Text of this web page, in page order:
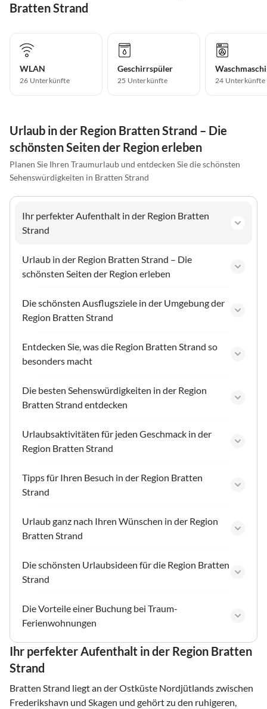
Bratten Strand
WLAN
26 Unterkünfte
Geschirrspüler
25 Unterkünfte 24 Unterkünfte
Urlaub in der Region Bratten Strand – Die
schönsten Seiten der Region erleben
Planen Sie Ihren Traumurlaub und entdecken Sie die schönsten
Sehenswürdigkeiten in Bratten Strand
Ihr perfekter Aufenthalt in der Region Bratten
Strand
Urlaub in der Region Bratten Strand – Die
schönsten Seiten der Region erleben
Die schönsten Ausflugsziele in der Umgebung der
Region Bratten Strand
Entdecken Sie, was die Region Bratten Strand so
besonders macht
Die besten Sehenswürdigkeiten in der Region
Bratten Strand entdecken
Urlaubsaktivitäten für jeden Geschmack in der
Region Bratten Strand
Tipps für Ihren Besuch in der Region Bratten
Strand
Urlaub ganz nach Ihren Wünschen in der Region
Bratten Strand
Die schönsten Urlaubsideen für die Region Bratten
Strand
Die Vorteile einer Buchung bei Traum-
Ferienwohnungen
Ihr perfekter Aufenthalt in der Region Bratten
Strand
Bratten Strand liegt an der Ostküste Nordjütlands zwischen
Frederikshavn und Skagen und gehört zu den ruhigeren,